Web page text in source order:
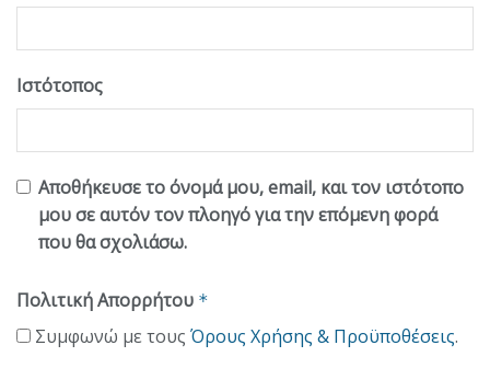
Ιστότοπος
Αποθήκευσε το όνομά μου, email, και τον ιστότοπο
μου σε αυτόν τον πλοηγό για την επόμενη φορά
που θα σχολιάσω.
Πολιτική Απορρήτου *
Συμφωνώ με τους Όρους Χρήσης & Προϋποθέσεις.